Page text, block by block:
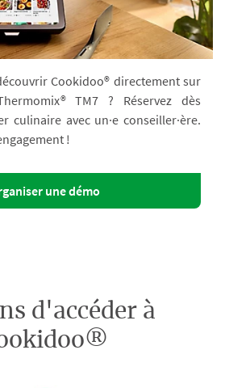
Cookidoo® directement sur
TM7 ? Réservez dès
culinaire avec un·e conseiller·ère.
!
une démo
d'accéder à